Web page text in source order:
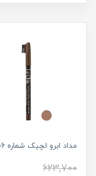
مداد ابرو لچیک شماره 306
623,700